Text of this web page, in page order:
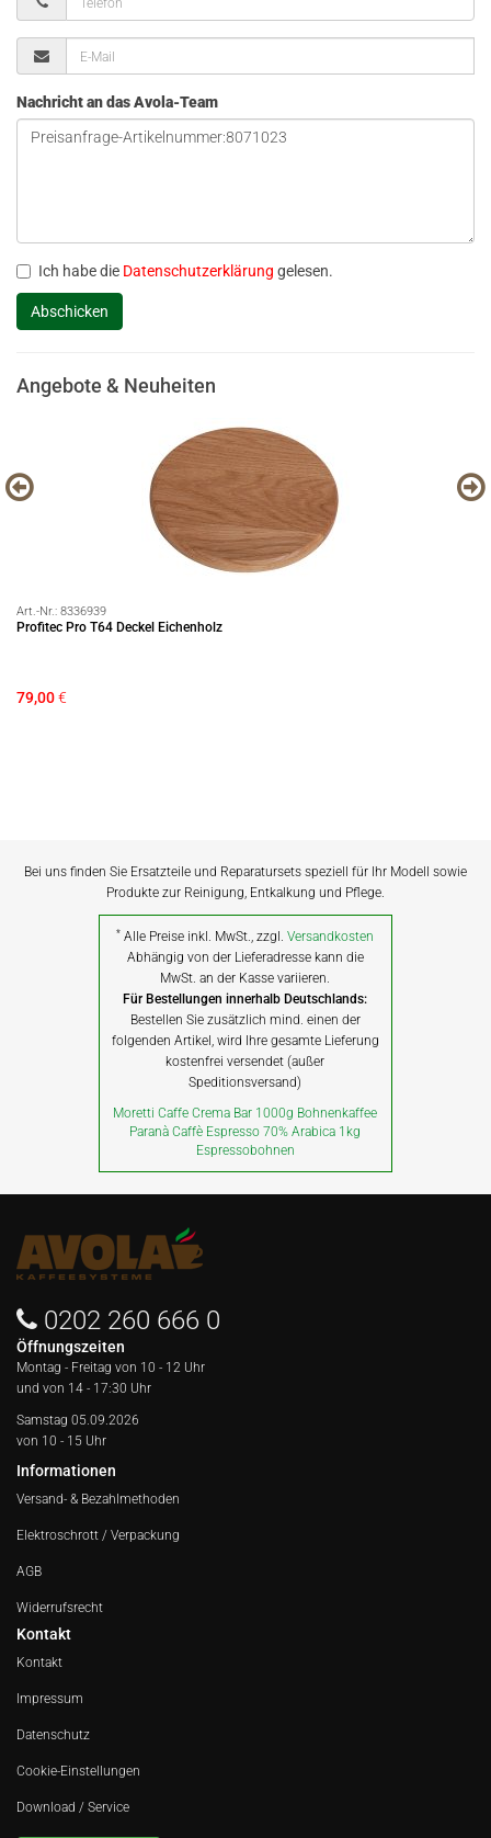
Nachricht an das Avola-Team
Ich habe die Datenschutzerklärung gelesen.
Angebote & Neuheiten
Art.-Nr.: 8336939
Profitec Pro T64 Deckel Eichenholz
79,00€
Bei uns finden Sie Ersatzteile und Reparatursets speziell für Ihr Modell sowie
Produkte zur Reinigung, Entkalkung und Pflege.
* Alle Preise inkl. MwSt., zzgl.Versandkosten
Abhängig von der Lieferadresse kann die
MwSt. an der Kasse variieren.
Für Bestellungen innerhalb Deutschlands:
Bestellen Sie zusätzlich mind. einen der
folgenden Artikel, wird Ihre gesamte Lieferung
kostenfrei versendet (außer
Speditionsversand)
Moretti Caffe Crema Bar 1000g Bohnenkaffee
Paranà Caffè Espresso 70% Arabica 1kg
Espressobohnen
0202 260 666 0
Öffnungszeiten
Montag - Freitag von 10 - 12 Uhr
und von 14 - 17:30 Uhr
Samstag 05.09.2026
von 10 - 15 Uhr
Informationen
Versand- & Bezahlmethoden
Elektroschrott / Verpackung
AGB
Widerrufsrecht
Kontakt
Kontakt
Impressum
Datenschutz
Cookie-Einstellungen
Download / Service